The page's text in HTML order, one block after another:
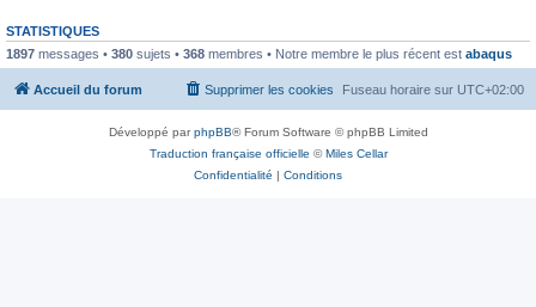
STATISTIQUES
1897 messages • 380 sujets • 368 membres • Notre membre le plus récent est abaqus
Accueil du forum Fuseau horaire sur UTC+02:00
Supprimer les cookies
Développé parphpBB® Forum Software © phpBB Limited
Traduction française officielle ©Miles Cellar
Confidentialité | Conditions